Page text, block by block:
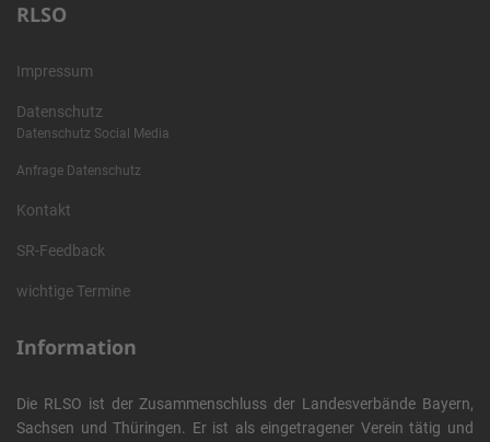
RLSO
Impressum
Datenschutz
Datenschutz Social Media
Anfrage Datenschutz
Kontakt
SR-Feedback
wichtige Termine
Information
Die RLSO ist der Zusammenschluss der Landesverbände Bayern,
Sachsen und Thüringen. Er ist als eingetragener Verein tätig und